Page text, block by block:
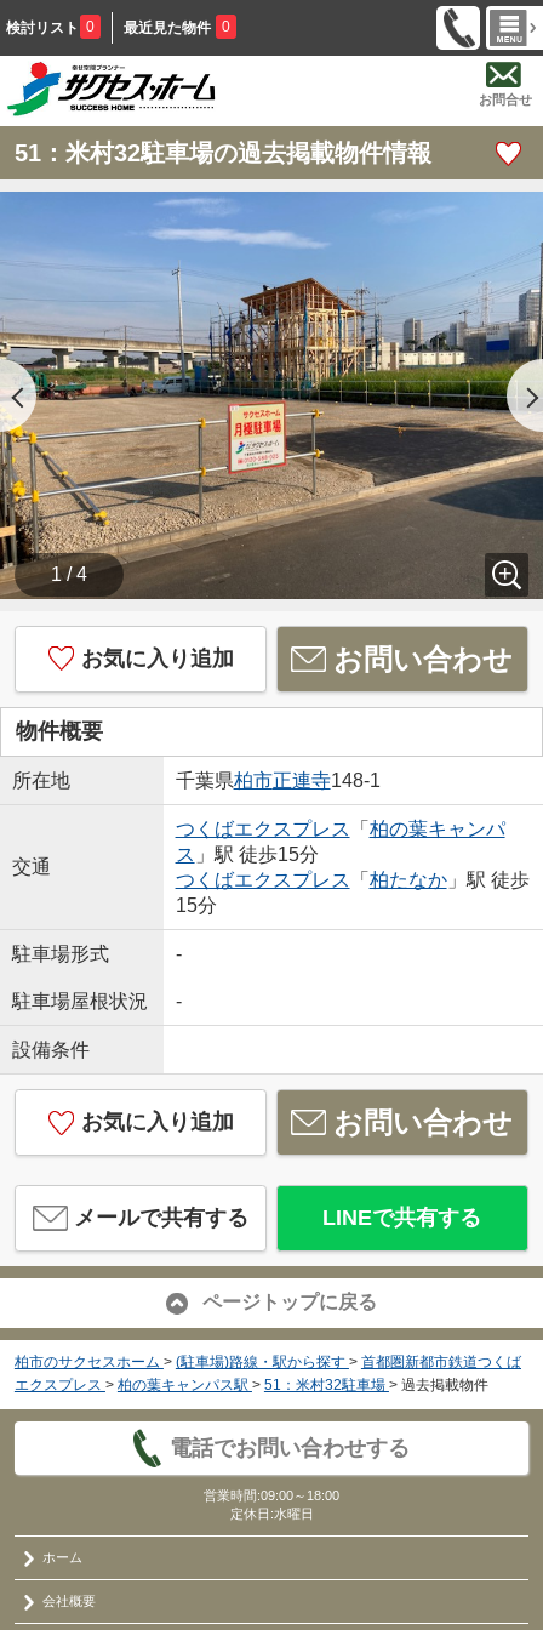
検討リスト 0 最近見た物件 0
お問合せ
51：米村32駐車場の過去掲載物件情報
1 / 4
お気に入り追加 お問い合わせ
物件概要
所在地 千葉県柏市正連寺148-1
交通
つくばエクスプレス 「 柏の葉キャンパ
ス 」駅 徒歩15分
つくばエクスプレス 「 柏たなか」駅 徒歩
15分
駐車場形式 -
駐車場屋根状況 -
設備条件
お気に入り追加 お問い合わせ
メールで共有する LINEで共有する
ページトップに戻る
柏市のサクセスホーム > (駐車場)路線・駅から探す > 首都圏新都市鉄道つくば
エクスプレス > 柏の葉キャンパス駅 > 51：米村32駐車場 > 過去掲載物件
電話でお問い合わせする
営業時間:09:00～18:00
定休日:水曜日
ホーム
会社概要